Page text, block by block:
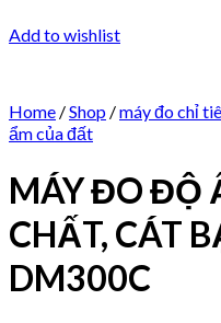
Add to wishlist
Home /Shop /máy đo chỉ
ẩm của đất
MÁY ĐO ĐỘ
CHẤT, CÁT
DM300C